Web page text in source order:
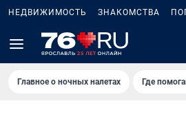
НЕДВИЖИМОСТЬ ЗНАКОМСТВА
Главное о ночных налетах Где